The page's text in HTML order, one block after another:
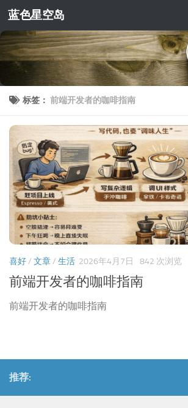
跳至内容
蓝色星空岛
标签： 前端开发者的咖啡指南
喜好/ 文章/ 生活 2026年4月7日 842 次浏览
前端开发者的咖啡指南
前端开发者的咖啡指南
推荐: